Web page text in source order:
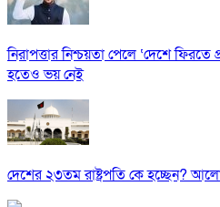
নিরাপত্তার নিশ্চয়তা পেলে ‘দেশে ফিরতে
হতেও ভয় নেই
দেশের ২৩তম রাষ্ট্রপতি কে হচ্ছেন?